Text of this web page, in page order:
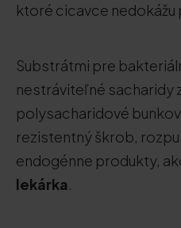
ktoré cicavce nedokážu
Substrátmi pre
nestráviteľné sacharidy
polysacharidové
rezistentný škrob,
endogénne produkty,
lekárka.